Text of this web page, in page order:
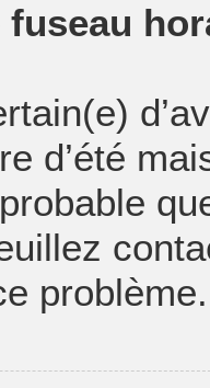
d’été
problème.